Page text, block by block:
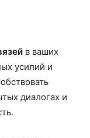
в ваших
усилий и
диалогах и